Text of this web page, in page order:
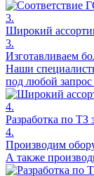
3.
Широкий
3.
Изготавливаем
Наши
под любой запрос
4.
Разработка по ТЗ
4.
Производим
А также